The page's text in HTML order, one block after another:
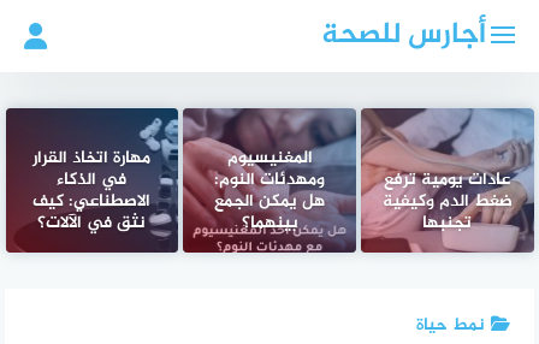
أجارس للصحة
عادات يومية ترفع
ضغط الدم وكيفية
تجنبها
المغنيسيوم
ومهدئات النوم:
هل يمكن الجمع
بينهما؟
مهارة اتخاذ القرار
في الذكاء
الاصطناعي: كيف
نثق في الآلات؟
نمط حياة